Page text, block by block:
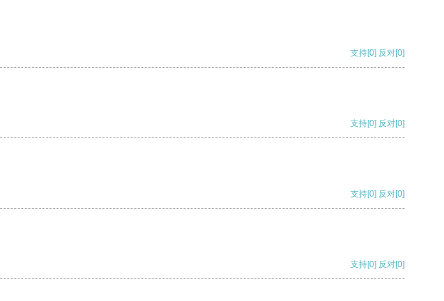
支持[0] 反对[0]
支持[0] 反对[0]
支持[0] 反对[0]
支持[0] 反对[0]